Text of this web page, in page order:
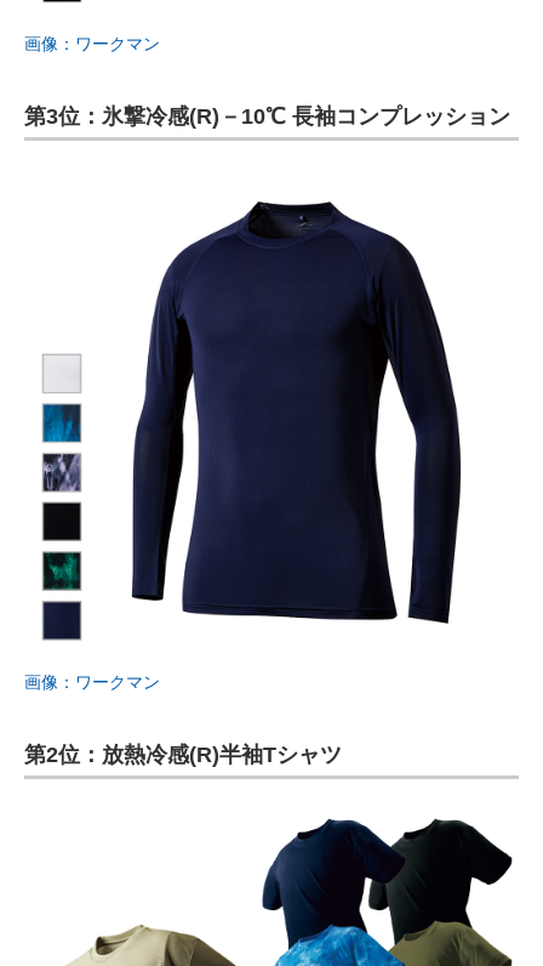
画像：ワークマン
第3位：氷撃冷感(R)－10℃ 長袖コンプレッション
画像：ワークマン
第2位：放熱冷感(R)半袖Tシャツ